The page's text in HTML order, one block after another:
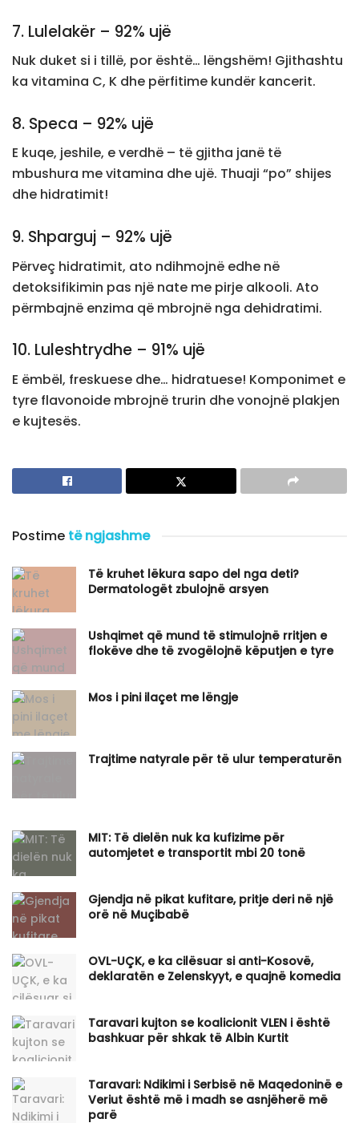
7. Lulelakër – 92% ujë
Nuk duket si i tillë, por është… lëngshëm! Gjithashtu
ka vitamina C, K dhe përfitime kundër kancerit.
8. Speca – 92% ujë
E kuqe, jeshile, e verdhë – të gjitha janë të
mbushura me vitamina dhe ujë. Thuaji “po” shijes
dhe hidratimit!
9. Shparguj – 92% ujë
Përveç hidratimit, ato ndihmojnë edhe në
detoksifikimin pas një nate me pirje alkooli. Ato
përmbajnë enzima që mbrojnë nga dehidratimi.
10. Luleshtrydhe – 91% ujë
E ëmbël, freskuese dhe… hidratuese! Komponimet e
tyre flavonoide mbrojnë trurin dhe vonojnë plakjen
e kujtesës.
Postime të ngjashme
Të kruhet lëkura sapo del nga deti?
Dermatologët zbulojnë arsyen
Ushqimet që mund të stimulojnë rritjen e
flokëve dhe të zvogëlojnë këputjen e tyre
Mos i pini ilaçet me lëngje
Trajtime natyrale për të ulur temperaturën
MIT: Të dielën nuk ka kufizime për
automjetet e transportit mbi 20 tonë
Gjendja në pikat kufitare, pritje deri në një
orë në Muçibabë
OVL-UÇK, e ka cilësuar si anti-Kosovë,
deklaratën e Zelenskyyt, e quajnë komedia
Taravari kujton se koalicionit VLEN i është
bashkuar për shkak të Albin Kurtit
Taravari: Ndikimi i Serbisë në Maqedoninë e
Veriut është më i madh se asnjëherë më
parë